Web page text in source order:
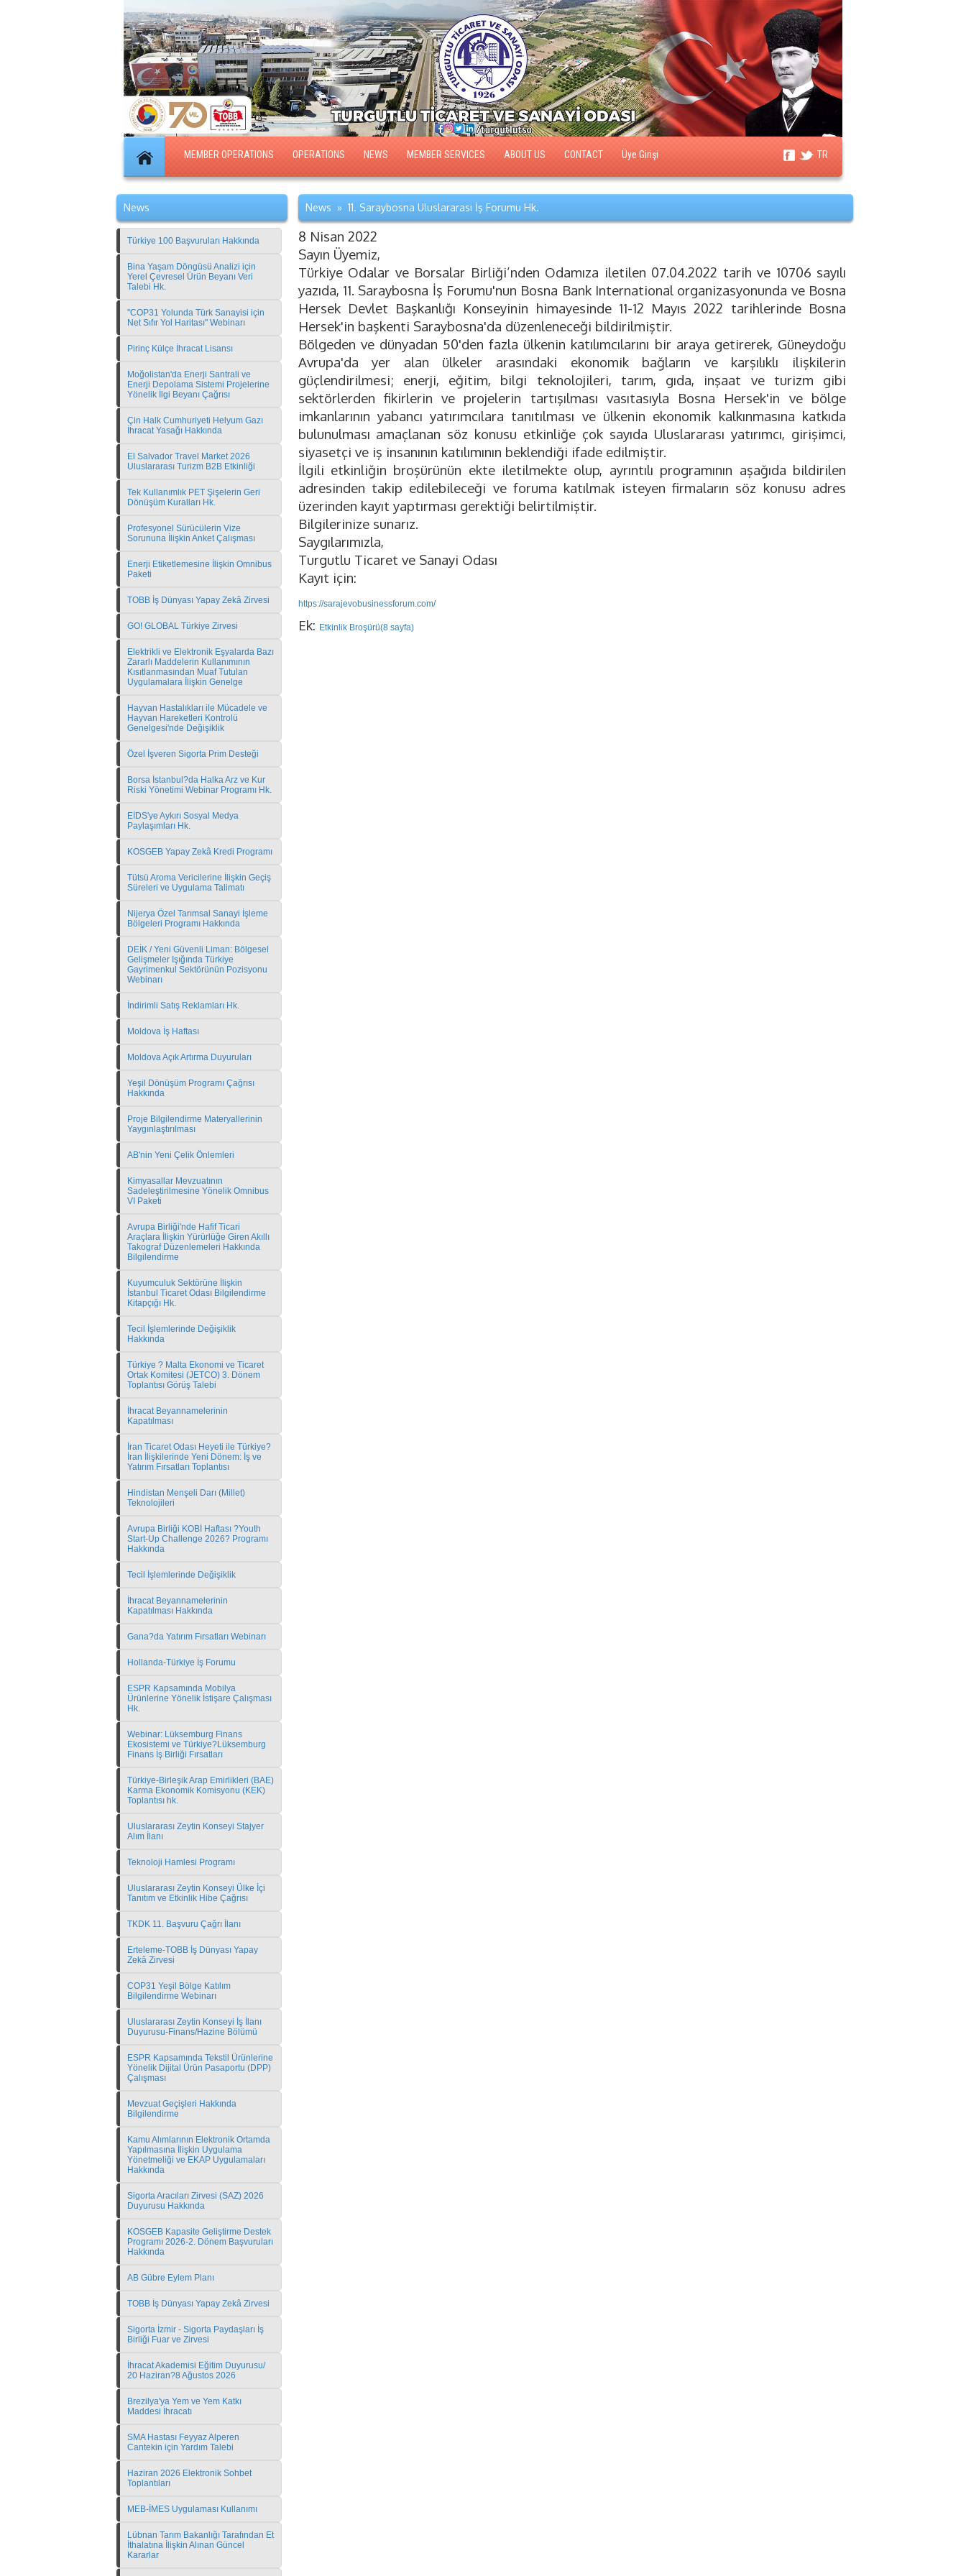
MEMBER OPERATIONS OPERATIONS NEWS MEMBER SERVICES ABOUT US CONTACT Üye Girişi TR
News
Türkiye 100 Başvuruları Hakkında
Bina Yaşam Döngüsü Analizi için
Yerel Çevresel Ürün Beyanı Veri
Talebi Hk.
"COP31 Yolunda Türk Sanayisi için
Net Sıfır Yol Haritası" Webinarı
Pirinç Külçe İhracat Lisansı
Moğolistan'da Enerji Santrali ve
Enerji Depolama Sistemi Projelerine
Yönelik İlgi Beyanı Çağrısı
Çin Halk Cumhuriyeti Helyum Gazı
İhracat Yasağı Hakkında
El Salvador Travel Market 2026
Uluslararası Turizm B2B Etkinliği
Tek Kullanımlık PET Şişelerin Geri
Dönüşüm Kuralları Hk.
Profesyonel Sürücülerin Vize
Sorununa İlişkin Anket Çalışması
Enerji Etiketlemesine İlişkin Omnibus
Paketi
TOBB İş Dünyası Yapay Zekâ Zirvesi
GO! GLOBAL Türkiye Zirvesi
Elektrikli ve Elektronik Eşyalarda Bazı
Zararlı Maddelerin Kullanımının
Kısıtlanmasından Muaf Tutulan
Uygulamalara İlişkin Genelge
Hayvan Hastalıkları ile Mücadele ve
Hayvan Hareketleri Kontrolü
Genelgesi'nde Değişiklik
Özel İşveren Sigorta Prim Desteği
Borsa İstanbul?da Halka Arz ve Kur
Riski Yönetimi Webinar Programı Hk.
EİDS'ye Aykırı Sosyal Medya
Paylaşımları Hk.
KOSGEB Yapay Zekâ Kredi Programı
Tütsü Aroma Vericilerine İlişkin Geçiş
Süreleri ve Uygulama Talimatı
Nijerya Özel Tarımsal Sanayi İşleme
Bölgeleri Programı Hakkında
DEİK / Yeni Güvenli Liman: Bölgesel
Gelişmeler Işığında Türkiye
Gayrimenkul Sektörünün Pozisyonu
Webinarı
İndirimli Satış Reklamları Hk.
Moldova İş Haftası
Moldova Açık Artırma Duyuruları
Yeşil Dönüşüm Programı Çağrısı
Hakkında
Proje Bilgilendirme Materyallerinin
Yaygınlaştırılması
AB'nin Yeni Çelik Önlemleri
Kimyasallar Mevzuatının
Sadeleştirilmesine Yönelik Omnibus
VI Paketi
Avrupa Birliği'nde Hafif Ticari
Araçlara İlişkin Yürürlüğe Giren Akıllı
Takograf Düzenlemeleri Hakkında
Bilgilendirme
Kuyumculuk Sektörüne İlişkin
İstanbul Ticaret Odası Bilgilendirme
Kitapçığı Hk.
Tecil İşlemlerinde Değişiklik
Hakkında
Türkiye ? Malta Ekonomi ve Ticaret
Ortak Komitesi (JETCO) 3. Dönem
Toplantısı Görüş Talebi
İhracat Beyannamelerinin
Kapatılması
İran Ticaret Odası Heyeti ile Türkiye?
İran İlişkilerinde Yeni Dönem: İş ve
Yatırım Fırsatları Toplantısı
Hindistan Menşeli Darı (Millet)
Teknolojileri
Avrupa Birliği KOBİ Haftası ?Youth
Start-Up Challenge 2026? Programı
Hakkında
Tecil İşlemlerinde Değişiklik
İhracat Beyannamelerinin
Kapatılması Hakkında
Gana?da Yatırım Fırsatları Webinarı
Hollanda-Türkiye İş Forumu
ESPR Kapsamında Mobilya
Ürünlerine Yönelik İstişare Çalışması
Hk.
Webinar: Lüksemburg Finans
Ekosistemi ve Türkiye?Lüksemburg
Finans İş Birliği Fırsatları
Türkiye-Birleşik Arap Emirlikleri (BAE)
Karma Ekonomik Komisyonu (KEK)
Toplantısı hk.
Uluslararası Zeytin Konseyi Stajyer
Alım İlanı
Teknoloji Hamlesi Programı
Uluslararası Zeytin Konseyi Ülke İçi
Tanıtım ve Etkinlik Hibe Çağrısı
TKDK 11. Başvuru Çağrı İlanı
Erteleme-TOBB İş Dünyası Yapay
Zekâ Zirvesi
COP31 Yeşil Bölge Katılım
Bilgilendirme Webinarı
Uluslararası Zeytin Konseyi İş İlanı
Duyurusu-Finans/Hazine Bölümü
ESPR Kapsamında Tekstil Ürünlerine
Yönelik Dijital Ürün Pasaportu (DPP)
Çalışması
Mevzuat Geçişleri Hakkında
Bilgilendirme
Kamu Alımlarının Elektronik Ortamda
Yapılmasına İlişkin Uygulama
Yönetmeliği ve EKAP Uygulamaları
Hakkında
Sigorta Aracıları Zirvesi (SAZ) 2026
Duyurusu Hakkında
KOSGEB Kapasite Geliştirme Destek
Programı 2026-2. Dönem Başvuruları
Hakkında
AB Gübre Eylem Planı
TOBB İş Dünyası Yapay Zekâ Zirvesi
Sigorta İzmir - Sigorta Paydaşları İş
Birliği Fuar ve Zirvesi
İhracat Akademisi Eğitim Duyurusu/
20 Haziran?8 Ağustos 2026
Brezilya'ya Yem ve Yem Katkı
Maddesi İhracatı
SMA Hastası Feyyaz Alperen
Cantekin için Yardım Talebi
Haziran 2026 Elektronik Sohbet
Toplantıları
MEB-İMES Uygulaması Kullanımı
Lübnan Tarım Bakanlığı Tarafından Et
İthalatına İlişkin Alınan Güncel
Kararlar
News » 11. Saraybosna Uluslararası İş Forumu Hk.
8 Nisan 2022
Sayın Üyemiz,
Türkiye Odalar ve Borsalar Birliği’nden Odamıza iletilen 07.04.2022 tarih ve 10706 sayılı
yazıda, 11. Saraybosna İş Forumu'nun Bosna Bank International organizasyonunda ve Bosna
Hersek Devlet Başkanlığı Konseyinin himayesinde 11-12 Mayıs 2022 tarihlerinde Bosna
Hersek'in başkenti Saraybosna'da düzenleneceği bildirilmiştir.
Bölgeden ve dünyadan 50'den fazla ülkenin katılımcılarını bir araya getirerek, Güneydoğu
Avrupa'da yer alan ülkeler arasındaki ekonomik bağların ve karşılıklı ilişkilerin
güçlendirilmesi; enerji, eğitim, bilgi teknolojileri, tarım, gıda, inşaat ve turizm gibi
sektörlerden fikirlerin ve projelerin tartışılması vasıtasıyla Bosna Hersek'in ve bölge
imkanlarının yabancı yatırımcılara tanıtılması ve ülkenin ekonomik kalkınmasına katkıda
bulunulması amaçlanan söz konusu etkinliğe çok sayıda Uluslararası yatırımcı, girişimci,
siyasetçi ve iş insanının katılımının beklendiği ifade edilmiştir.
İlgili etkinliğin broşürünün ekte iletilmekte olup, ayrıntılı programının aşağıda bildirilen
adresinden takip edilebileceği ve foruma katılmak isteyen firmaların söz konusu adres
üzerinden kayıt yaptırması gerektiği belirtilmiştir.
Bilgilerinize sunarız.
Saygılarımızla,
Turgutlu Ticaret ve Sanayi Odası
Kayıt için:
https://sarajevobusinessforum.com/
Ek: Etkinlik Broşürü(8 sayfa)